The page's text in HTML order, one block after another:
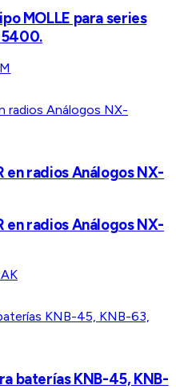
MOLLE para series
en radios Análogos NX-
en radios Análogos NX-
baterías KNB-45, KNB-